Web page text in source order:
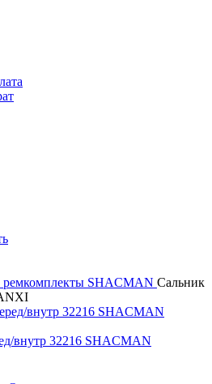
SHACMAN Сальник
внутр 32216 SHACMAN